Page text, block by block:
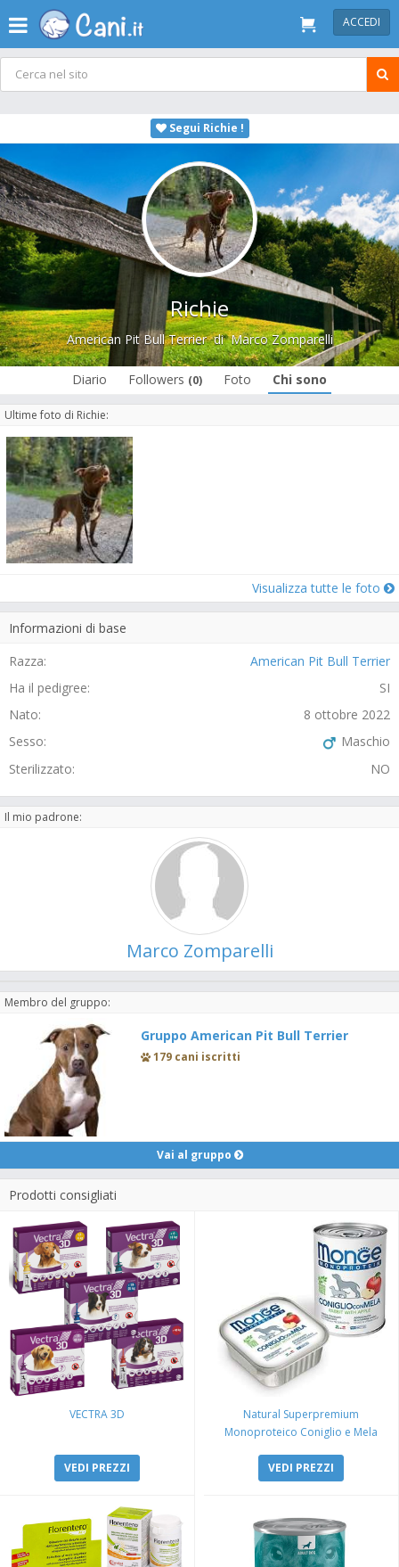
ACCEDI
Segui Richie !
Richie
American Pit Bull TerrierdiMarco Zomparelli
Diario Followers (0) Foto Chi sono
Ultime foto di Richie:
Visualizza tutte le foto
Informazioni di base
Razza:
American Pit Bull Terrier
Ha il pedigree:
SI
Nato:
8 ottobre 2022
Sesso:
Maschio
Sterilizzato:
NO
Il mio padrone:
Marco Zomparelli
Membro del gruppo:
Gruppo American Pit Bull Terrier
179 cani iscritti
Vai al gruppo
Prodotti consigliati
VECTRA 3D
VEDI PREZZI
Natural Superpremium
Monoproteico Coniglio e Mela
VEDI PREZZI